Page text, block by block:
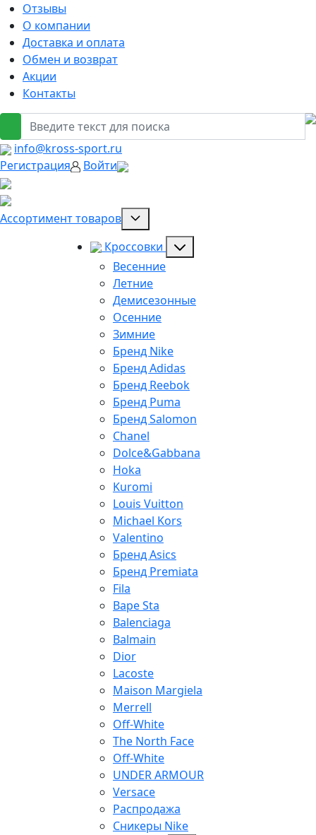
Отзывы
О компании
Доставка и оплата
Обмен и возврат
Акции
Контакты
info@kross-sport.ru
Регистрация
Войти
Ассортимент товаров
Кроссовки
Весенние
Летние
Демисезонные
Осенние
Зимние
Бренд Nike
Бренд Adidas
Бренд Reebok
Бренд Puma
Бренд Salomon
Chanel
Dolce&Gabbana
Hoka
Kuromi
Louis Vuitton
Michael Kors
Valentino
Бренд Asics
Бренд Premiata
Fila
Bape Sta
Balenciaga
Balmain
Dior
Lacoste
Maison Margiela
Merrell
Off-White
The North Face
Off-White
UNDER ARMOUR
Versace
Распродажа
Сникеры Nike